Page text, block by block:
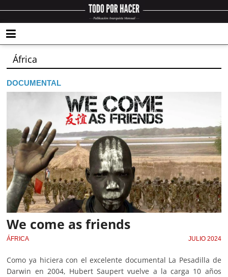
África
DOCUMENTAL
We come as friends
ÁFRICA JULIO 2024
Como ya hiciera con el excelente documental La Pesadilla de
Darwin en 2004, Hubert Saupert vuelve a la carga 10 años